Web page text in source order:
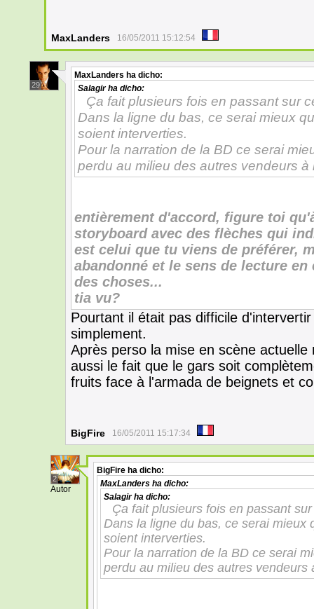
MaxLanders 16/05/2011 15:12:54
29
MaxLanders ha dicho:
Salagirha dicho:
Ça fait plusieurs fois en passant sur
Dans la ligne du bas, ce serai mieux
soient interverties.
Pour la narration de la BD ce serai
perdu au milieu des autres vendeurs à
entièrement d'accord, figure toi
storyboard avec des flèches qui
est celui que tu viens de préférer,
abandonné et le sens de lecture
des choses...
tia vu?
Pourtant il était pas difficile
simplement.
Après perso la mise en scène
aussi le fait que le gars soit
fruits face à l'armada de beignets et
BigFire 16/05/2011 15:17:34
2
Autor
BigFire ha dicho:
MaxLanders ha dicho:
Salagirha dicho:
Ça fait plusieurs fois en passant
Dans la ligne du bas, ce serai mieux
soient interverties.
Pour la narration de la BD ce serai
perdu au milieu des autres vendeurs